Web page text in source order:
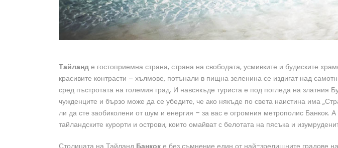
Тайланд е гостоприемна страна, страна на свободата, усмивките и будиските
красивите контрасти – хълмове, потънали в пищна зеленина се издигат над
сред пъстротата на големия град. И навсякъде туриста е под погледа на златния
чужденците и бързо може да се убедите, че ако някъде по света наистина има
ли да сте заобиколени от шум и енергия – за вас е огромния метрополис Банкок.
тайландските курорти и острови, които омайват с белотата на пясъка и
Столицата на Тайланд Банкок е без съмнение един от най-зрелищните градове